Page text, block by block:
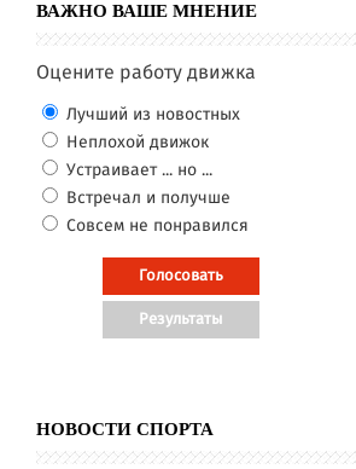
ВАЖНО ВАШЕ МНЕНИЕ
Оцените работу движка
Лучший из новостных
Неплохой движок
Устраивает ... но ...
Встречал и получше
Совсем не понравился
НОВОСТИ СПОРТА